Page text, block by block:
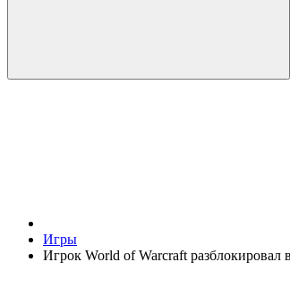
Игры
Игрок World of Warcraft разблокировал